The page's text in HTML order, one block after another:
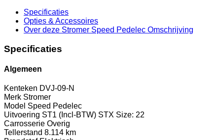
Specificaties
Opties & Accessoires
Over deze Stromer Speed Pedelec Omschrijving
Specificaties
Algemeen
Kenteken DVJ-09-N
Merk Stromer
Model Speed Pedelec
Uitvoering ST1 (Incl-BTW) STX Size: 22
Carrosserie Overig
Tellerstand 8.114 km